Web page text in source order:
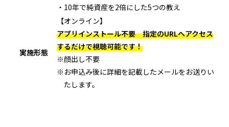
・10年で純資産を2倍にした5つの教え
実施形態
【オンライン】
アプリインストール不要 指定のURLへアクセス
するだけで視聴可能です！
※顔出し不要
※お申込み後に詳細を記載したメールをお送りい
たします。